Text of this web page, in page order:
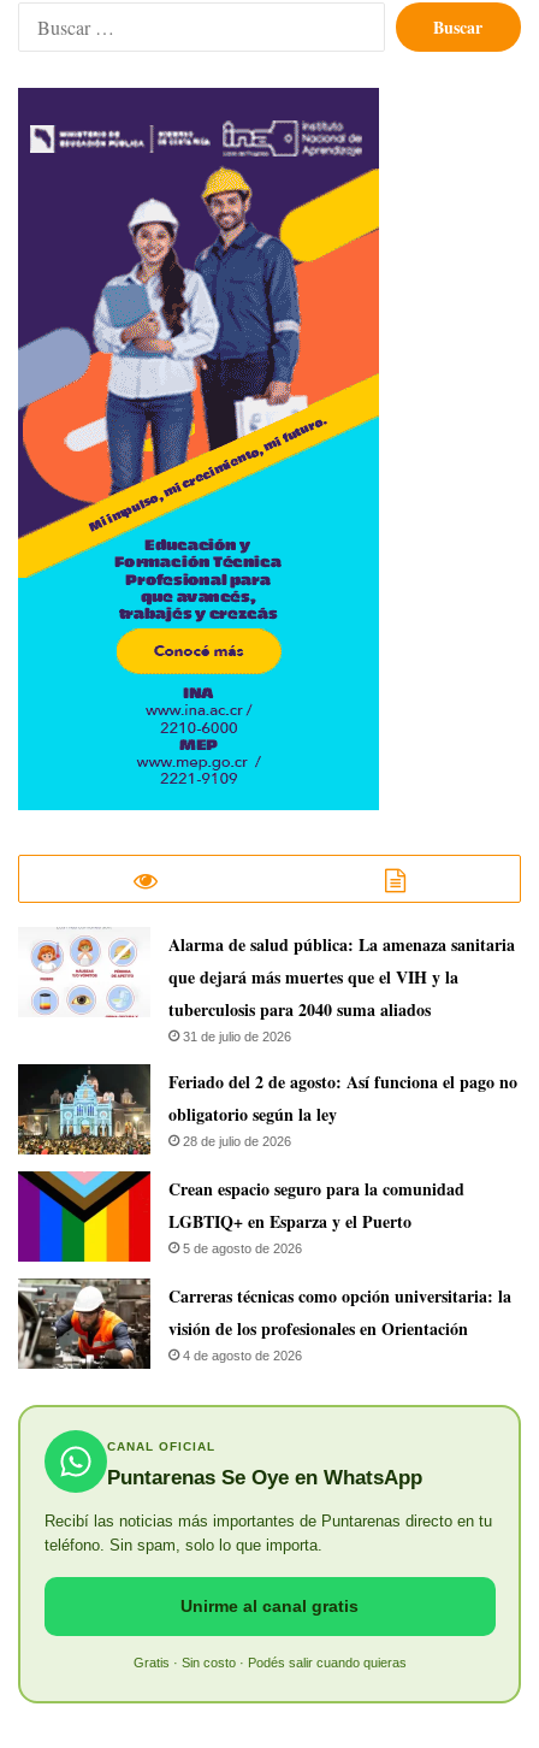
Buscar:
​Alarma de salud pública: La amenaza sanitaria
que dejará más muertes que el VIH y la
tuberculosis para 2040 suma aliados
31 de julio de 2026
Feriado del 2 de agosto: Así funciona el pago no
obligatorio según la ley
28 de julio de 2026
Crean espacio seguro para la comunidad
LGBTIQ+ en Esparza y el Puerto
5 de agosto de 2026
Carreras técnicas como opción universitaria: la
visión de los profesionales en Orientación
4 de agosto de 2026
CANAL OFICIAL
Puntarenas Se Oye en WhatsApp
Recibí las noticias más importantes de Puntarenas directo en tu
teléfono. Sin spam, solo lo que importa.
Unirme al canal gratis
Gratis · Sin costo · Podés salir cuando quieras